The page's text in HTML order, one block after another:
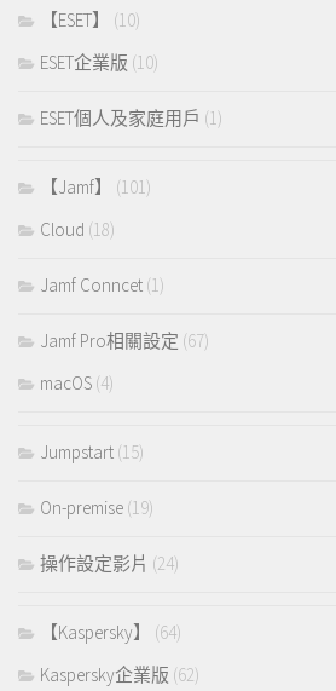
【ESET】
(10)
ESET企業版 (10)
ESET個人及家庭用戶 (1)
【Jamf】
(101)
Cloud (18)
Jamf Conncet (1)
Jamf Pro相關設定 (67)
macOS (4)
Jumpstart (15)
On-premise (19)
操作設定影片 (24)
【Kaspersky】
(64)
Kaspersky企業版 (62)